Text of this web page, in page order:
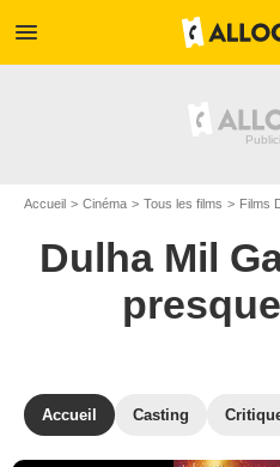
menu
Accueil Cinéma Tous les films Films
Dulha Mil
Accueil Casting